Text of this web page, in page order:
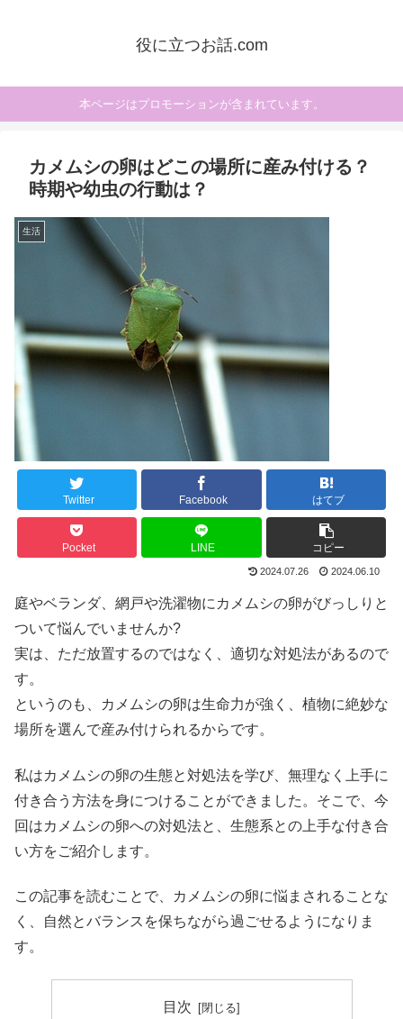
役に立つお話.com
本ページはプロモーションが含まれています。
カメムシの卵はどこの場所に産み付ける？
時期や幼虫の行動は？
生活
Twitter Facebook はてブ
Pocket LINE コピー
2024.07.26 2024.06.10
庭やベランダ、網戸や洗濯物にカメムシの卵がびっしりと
ついて悩んでいませんか?
実は、ただ放置するのではなく、適切な対処法があるので
す。
というのも、カメムシの卵は生命力が強く、植物に絶妙な
場所を選んで産み付けられるからです。
私はカメムシの卵の生態と対処法を学び、無理なく上手に
付き合う方法を身につけることができました。そこで、今
回はカメムシの卵への対処法と、生態系との上手な付き合
い方をご紹介します。
この記事を読むことで、カメムシの卵に悩まされることな
く、自然とバランスを保ちながら過ごせるようになりま
す。
目次